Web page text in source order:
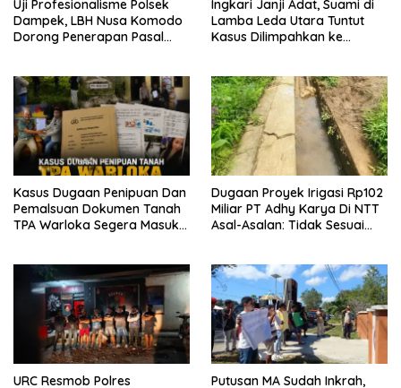
Uji Profesionalisme Polsek
Dampek, LBH Nusa Komodo
Dorong Penerapan Pasal
Pengabaian Sanksi Adat
Ingkari Janji Adat, Suami di
Lamba Leda Utara Tuntut
Kasus Dilimpahkan ke
Kasus Dugaan Penipuan Dan
Pemalsuan Dokumen Tanah
TPA Warloka Segera Masuk
Manggarai Barat Memasuki
Fase Krusial
Dugaan Proyek Irigasi Rp102
Miliar PT Adhy Karya Di NTT
Asal-Asalan: Tidak Sesuai
URC Resmob Polres
Putusan MA Sudah Inkrah,